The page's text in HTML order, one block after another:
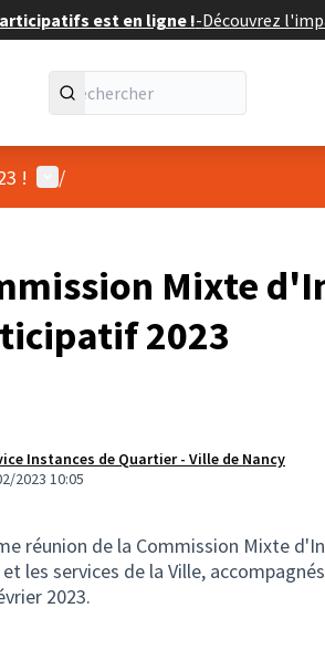
est en ligne !-Découvrez
! Menu utilisateur
/
Mixte
2023
Instances de Quartier - Ville de Nancy
2023 10:05
réunion de la Commission Mixte
et les services de la Ville,
2023.